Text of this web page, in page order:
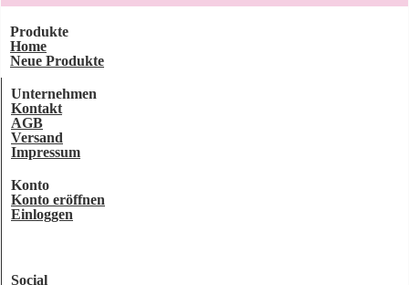
Produkte
Home
Neue Produkte
Unternehmen
Kontakt
AGB
Versand
Impressum
Konto
Konto eröffnen
Einloggen
Social